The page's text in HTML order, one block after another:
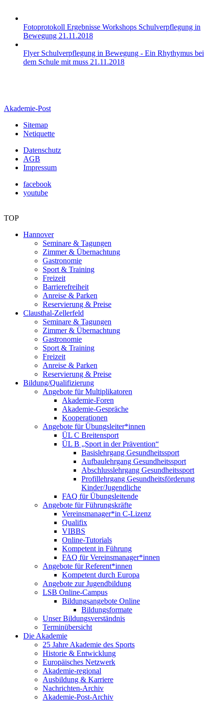
Fotoprotokoll Ergebnisse Workshops Schulverpflegung in
Bewegung 21.11.2018
Flyer Schulverpflegung in Bewegung - Ein Rhythymus bei
dem Schule mit muss 21.11.2018
Akademie-Post
Sitemap
Netiquette
Datenschutz
AGB
Impressum
facebook
youtube
TOP
Hannover
Seminare & Tagungen
Zimmer & Übernachtung
Gastronomie
Sport & Training
Freizeit
Barrierefreiheit
Anreise & Parken
Reservierung & Preise
Clausthal-Zellerfeld
Seminare & Tagungen
Zimmer & Übernachtung
Gastronomie
Sport & Training
Freizeit
Anreise & Parken
Reservierung & Preise
Bildung/Qualifizierung
Angebote für Multiplikatoren
Akademie-Foren
Akademie-Gespräche
Kooperationen
Angebote für Übungsleiter*innen
ÜL C Breitensport
ÜL B „Sport in der Prävention“
Basislehrgang Gesundheitssport
Aufbaulehrgang Gesundheitssport
Abschlusslehrgang Gesundheitssport
Profillehrgang Gesundheitsförderung
Kinder/Jugendliche
FAQ für Übungsleitende
Angebote für Führungskräfte
Vereinsmanager*in C-Lizenz
Qualifix
VIBBS
Online-Tutorials
Kompetent in Führung
FAQ für Vereinsmanager*innen
Angebote für Referent*innen
Kompetent durch Europa
Angebote zur Jugendbildung
LSB Online-Campus
Bildungsangebote Online
Bildungsformate
Unser Bildungsverständnis
Terminübersicht
Die Akademie
25 Jahre Akademie des Sports
Historie & Entwicklung
Europäisches Netzwerk
Akademie-regional
Ausbildung & Karriere
Nachrichten-Archiv
Akademie-Post-Archiv